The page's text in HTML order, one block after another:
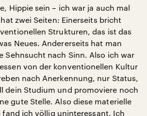
Hippie sein – ich war ja auch mal
zwei Seiten: Einerseits bricht
Strukturen, das ist das
Neues. Andererseits hat man
Sehnsucht nach Sinn. Also ich war
von der konventionellen Kultur
nach Anerkennung, nur Status,
dein Studium und promoviere noch
gute Stelle. Also diese materielle
fand ich völlig uninteressant. Ich